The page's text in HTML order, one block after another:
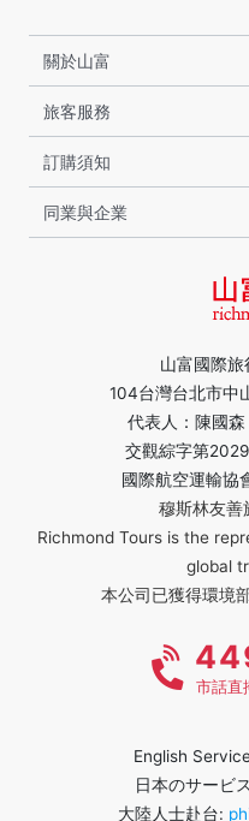
山富國際旅
104台灣台北市中
代表人：陳國
交觀綜字第
國際航空運輸協
穆斯林友善
Richmond Tours is the
global
本公司已獲得環境
關於山富
旅客服務
訂購須知
同業與企業
市話直
English
日本のサービ
大陸人士赴台: